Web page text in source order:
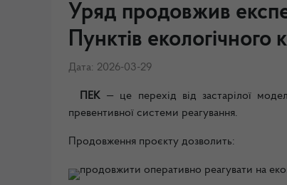
Уряд продовжив
Пунктів
Дата: 2026-03-29
ПЕК — це перехід від застарілої
превентивної системи реагування.
Продовження проєкту дозволить:
продовжити оперативно реагувати на